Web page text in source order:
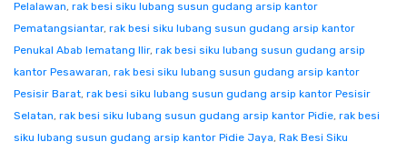
Pelalawan, rak besi siku lubang susun gudang arsip kantor
Pematangsiantar, rak besi siku lubang susun gudang arsip kantor
Penukal Abab lematang Ilir, rak besi siku lubang susun gudang arsip
kantor Pesawaran, rak besi siku lubang susun gudang arsip kantor
Pesisir Barat, rak besi siku lubang susun gudang arsip kantor Pesisir
Selatan, rak besi siku lubang susun gudang arsip kantor Pidie, rak besi
siku lubang susun gudang arsip kantor Pidie Jaya, Rak Besi Siku